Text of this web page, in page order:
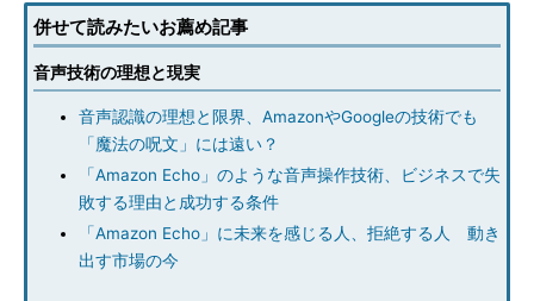
併せて読みたいお薦め記事
音声技術の理想と現実
音声認識の理想と限界、AmazonやGoogleの技術でも
「魔法の呪文」には遠い？
「Amazon Echo」のような音声操作技術、ビジネスで失
敗する理由と成功する条件
「Amazon Echo」に未来を感じる人、拒絶する人 動き
出す市場の今